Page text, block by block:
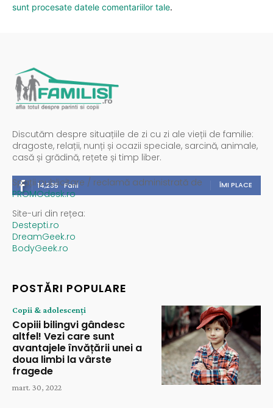
sunt procesate datele comentariilor tale.
Discutăm despre situațiile de zi cu zi ale vieții de familie:
dragoste, relații, nunți și ocazii speciale, sarcină, animale,
casă și grădină, rețete și timp liber.
14,235 Fani ÎMI PLACE
Spații publicitare / reclamă administrată de
PROMOdesk.ro
Site-uri din rețea:
Destepti.ro
DreamGeek.ro
BodyGeek.ro
POSTĂRI POPULARE
Copii & adolescenți
Copiii bilingvi gândesc
altfel! Vezi care sunt
avantajele învățării unei a
doua limbi la vârste
fragede
mart. 30, 2022